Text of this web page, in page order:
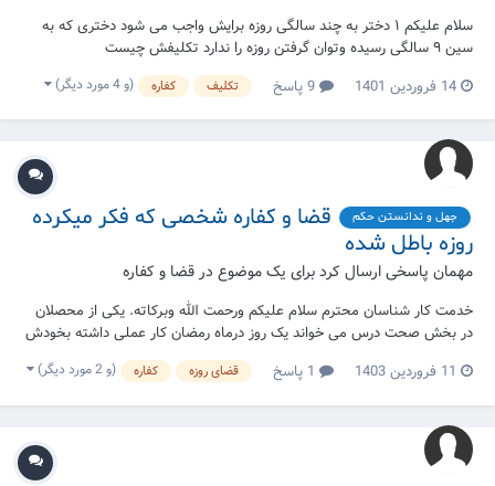
سلام علیکم ۱ دختر به چند سالگی روزه برایش واجب می شود دختری که به
سین ۹ سالگی رسیده وتوان گرفتن روزه را ندارد تکلیفش چیست
14 فروردین 1401
تکلیف کفاره (و 4 مورد دیگر)
جهل و ندانستن حکم
قضا و کفاره شخصی که فکر میکرده
روزه باطل شده
مهمان پاسخی ارسال کرد برای یک موضوع در قضا و کفاره
خدمت کار شناسان محترم سلام علیکم ورحمت الله وبرکاته. یکی از محصلان
در بخش صحت درس می خواند یک روز درماه رمضان کار عملی داشته بخودش
آمپول تقویتی به عنوان تمرین تزریق مکند. باتوجه به این که آمپول تقویتی
طبق نظر مرجع اعلای شیعیان جهان روزه راباطل نمی کند این دانش آموز بدون
11 فروردین 1403 قضای روزه کفاره (و 2 مورد دیگر)